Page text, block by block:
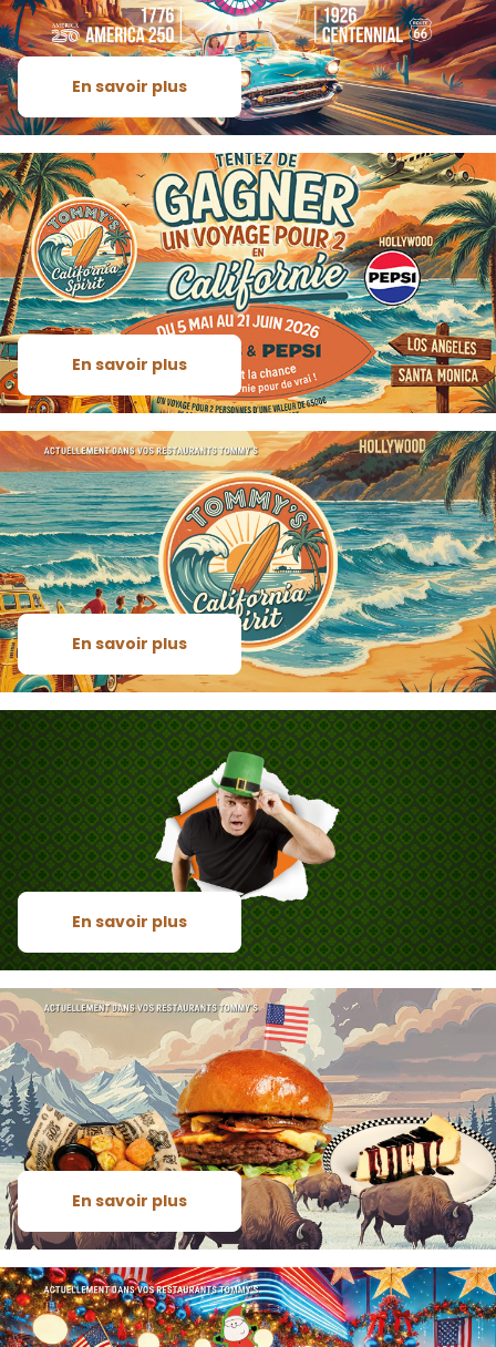
En savoir plus
En savoir plus
En savoir plus
En savoir plus
En savoir plus